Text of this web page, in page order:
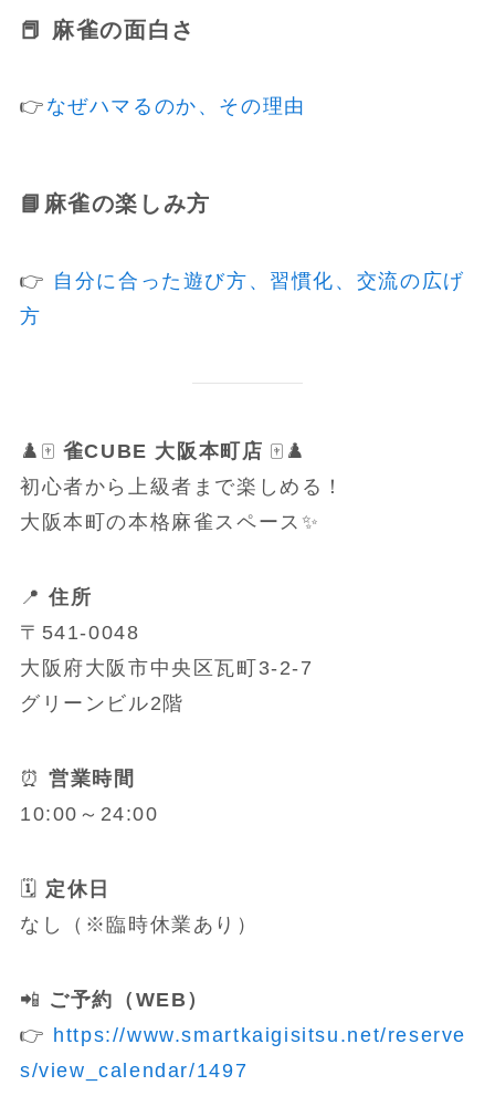
📕 麻雀の面白さ
👉 なぜハマるのか、その理由
📘 麻雀の楽しみ方
👉 自分に合った遊び方、習慣化、交流の広げ
方
♟️🀄 雀CUBE 大阪本町店 🀄♟️
初心者から上級者まで楽しめる！
大阪本町の本格麻雀スペース✨
📍住所
〒541-0048
大阪府大阪市中央区瓦町3-2-7
グリーンビル2階
⏰営業時間
10:00～24:00
🗓️ 定休日
なし（※臨時休業あり）
📲 ご予約（WEB）
👉 https://www.smartkaigisitsu.net/reserve
s/view_calendar/1497